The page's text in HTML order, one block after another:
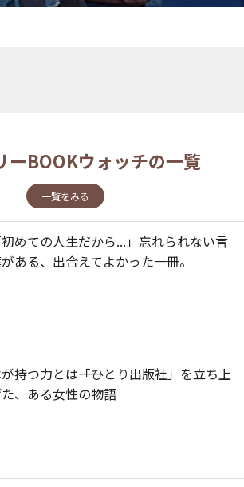
ーBOOKウォッチの一覧
一覧をみる
初めての人生だから...」忘れられない言
ある、出合えてよかった一冊。
持つ力とは――「ひとり出版社」を立ち上
、ある女性の物語